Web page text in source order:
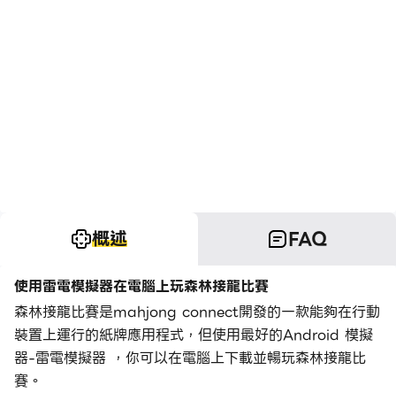
概述 FAQ
使用雷電模擬器在電腦上玩森林接龍比賽
森林接龍比賽是mahjong connect開發的一款能夠在行動
裝置上運行的紙牌應用程式，但使用最好的Android 模擬
器-雷電模擬器 ，你可以在電腦上下載並暢玩森林接龍比
賽。